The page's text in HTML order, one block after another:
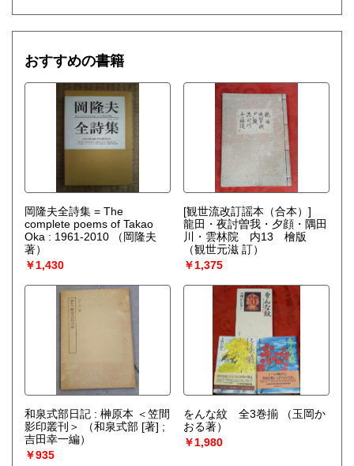
おすすめの書籍
岡隆夫全詩集 = The
complete poems of Takao
Oka : 1961-2010
（岡隆夫
著）
￥1,430
[観世流改訂謡本（合本）]
龍田・夜討曽我・夕顔・隅田
川・雲林院 内13 檜版
（観世元滋 訂）
￥1,375
和泉式部日記 : 榊原本 ＜笠間
影印叢刊＞
（和泉式部 [著] ;
吉田幸一編）
￥935
をんな紋 全3巻揃
（玉岡か
おる著）
￥1,980